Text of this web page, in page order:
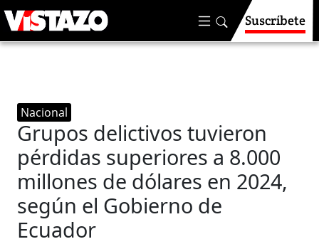
Suscríbete
Nacional
Grupos delictivos tuvieron
pérdidas superiores a 8.000
millones de dólares en 2024,
según el Gobierno de
Ecuador